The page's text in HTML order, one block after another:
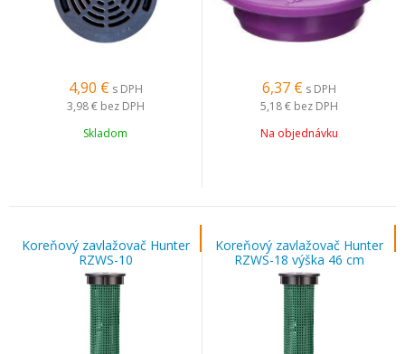
4,90 € s DPH
3,98 € bez DPH
Skladom
6,37 € s DPH
5,18 € bez DPH
Na objednávku
Koreňový zavlažovač Hunter
RZWS-10
Koreňový zavlažovač Hunter
RZWS-18 výška 46 cm